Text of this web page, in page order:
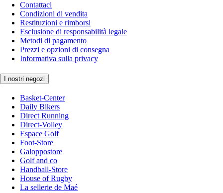
Contattaci
Condizioni di vendita
Restituzioni e rimborsi
Esclusione di responsabilità legale
Metodi di pagamento
Prezzi e opzioni di consegna
Informativa sulla privacy
I nostri negozi
Basket-Center
Daily Bikers
Direct Running
Direct-Volley
Espace Golf
Foot-Store
Galoppostore
Golf and co
Handball-Store
House of Rugby
La sellerie de Maé